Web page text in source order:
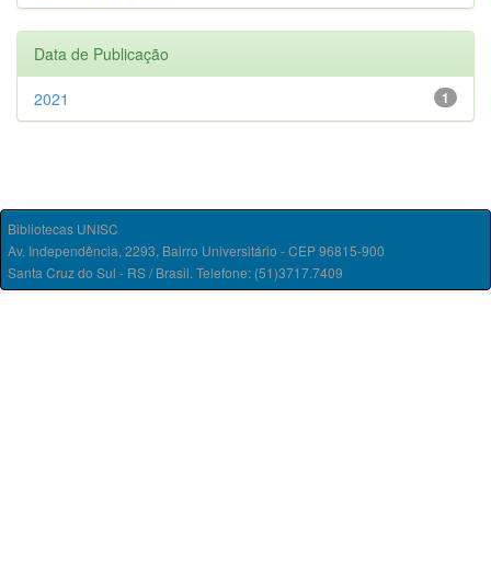
Data de Publicação
1
2021
Bibliotecas UNISC
Av. Independência, 2293, Bairro Universitário - CEP 96815-900
Santa Cruz do Sul - RS / Brasil. Telefone: (51)3717.7409